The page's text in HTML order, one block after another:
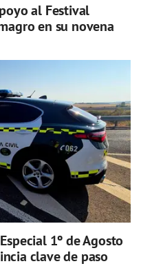
al Festival
en su novena
1º de Agosto
clave de paso